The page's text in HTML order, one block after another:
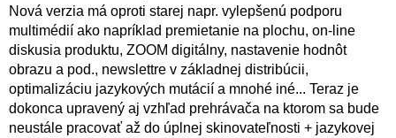
Nová verzia má oproti starej napr. vylepšenú podporu
multimédií ako napríklad premietanie na plochu, on-line
diskusia produktu, ZOOM digitálny, nastavenie hodnôt
obrazu a pod., newslettre v základnej distribúcii,
optimalizáciu jazykových mutácií a mnohé iné... Teraz je
dokonca upravený aj vzhľad prehrávača na ktorom sa bude
neustále pracovať až do úplnej skinovateľnosti + jazykovej